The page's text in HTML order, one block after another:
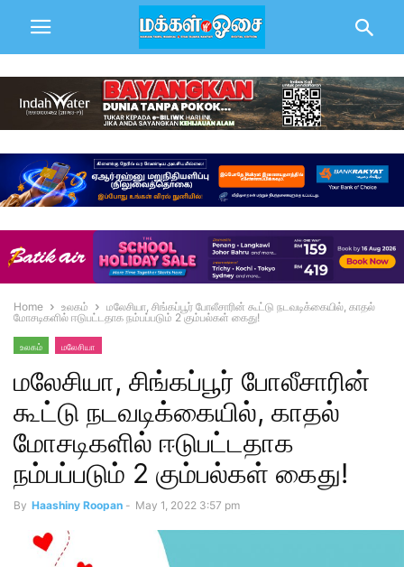
Home உலகம்
மலேசியா, சிங்கப்பூர் போலீசாரின் கூட்டு நடவடிக்கையில், காதல்
மோசடிகளில் ஈடுபட்டதாக நம்பப்படும் 2 கும்பல்கள் கைது!
உலகம் மலேசியா
மலேசியா, சிங்கப்பூர் போலீசாரின்
கூட்டு நடவடிக்கையில், காதல்
மோசடிகளில் ஈடுபட்டதாக
நம்பப்படும் 2 கும்பல்கள் கைது!
By Haashiny Roopan - May 1, 2022 3:57 pm